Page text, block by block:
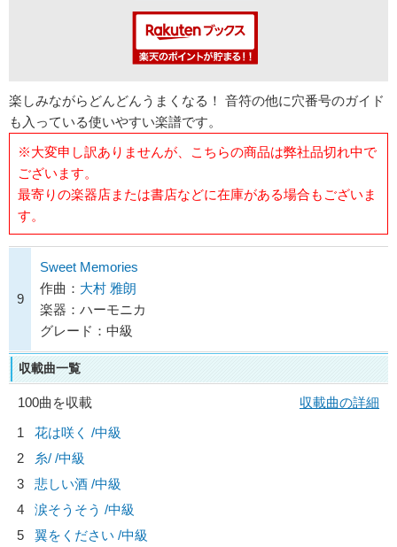
楽しみながらどんどんうまくなる！ 音符の他に穴番号のガイド
も入っている使いやすい楽譜です。
※大変申し訳ありませんが、こちらの商品は弊社品切れ中で
ございます。
最寄りの楽器店または書店などに在庫がある場合もございま
す。
9
Sweet Memories
作曲： 大村 雅朗
楽器：ハーモニカ
グレード：中級
収載曲一覧
100曲を収載
収載曲の詳細
1
花は咲く /中級
2
糸/ /中級
3
悲しい酒 /中級
4
涙そうそう /中級
5
翼をください /中級